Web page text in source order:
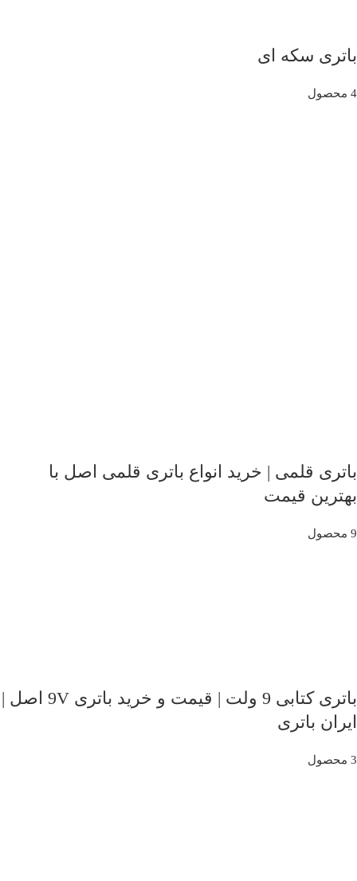
باتری سکه ای
4 محصول
باتری قلمی | خرید انواع باتری قلمی اصل با
بهترین قیمت
9 محصول
باتری کتابی 9 ولت | قیمت و خرید باتری 9V اصل |
ایران باتری
3 محصول